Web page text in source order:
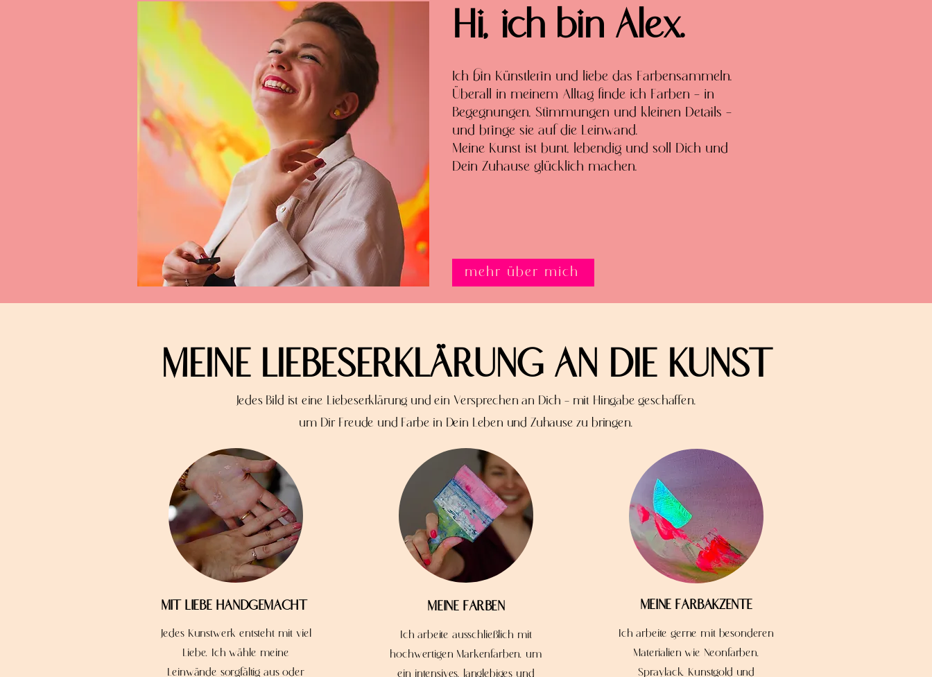
Hi, ich bin Alex.
Ich bin Künstlerin und liebe das Farbensammeln.
Überall in meinem Alltag finde ich Farben – in
Begegnungen, Stimmungen und kleinen Details –
und bringe sie auf die Leinwand.
Meine Kunst ist bunt, lebendig und soll Dich und
Dein Zuhause glücklich machen.
mehr über mich
MEINE LIEBESERKLÄRUNG AN DIE KUNST
Jedes Bild ist eine Liebeserklärung und ein Versprechen an Dich – mit Hingabe geschaffen,
um Dir Freude und Farbe in Dein Leben und Zuhause zu bringen.
MIT LIEBE HANDGEMACHT
Jedes Kunstwerk entsteht mit viel
Liebe. Ich wähle meine
Leinwände sorgfältig aus oder
MEINE FARBEN
Ich arbeite ausschließlich mit
hochwertigen Markenfarben, um
ein intensives, langlebiges und
MEINE FARBAKZENTE
Ich arbeite gerne mit besonderen
Materialien wie Neonfarben,
Spraylack, Kunstgold und